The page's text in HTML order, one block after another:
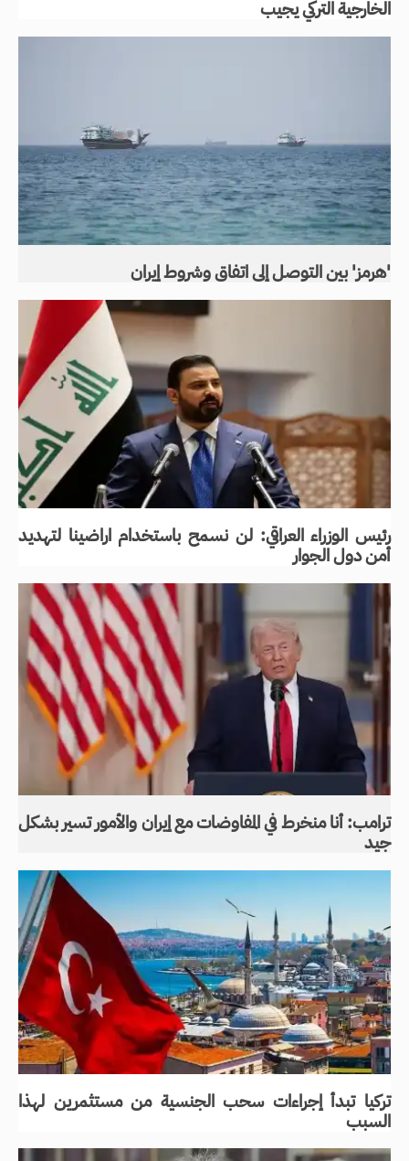
الخارجية التركي يجيب
'هرمز' بين التوصل إلى اتفاق وشروط إيران
رئيس الوزراء العراقي: لن نسمح باستخدام اراضينا لتهديد
أمن دول الجوار
ترامب: أنا منخرط في المفاوضات مع إيران والأمور تسير بشكل
جيد
تركيا تبدأ إجراءات سحب الجنسية من مستثمرين لهذا
السبب